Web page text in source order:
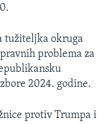
tužiteljka okruga
problema za
2024. godine.
protiv Trumpa i